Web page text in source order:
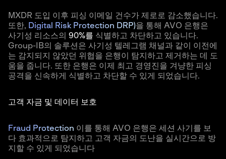
MXDR 도입 이후 피싱 이메일 건수가 제로로 감소했습니다.
또한, Digital Risk Protection DRP)을 통해 AVO 은행은
사기성 리소스의 90%를 식별하고 차단하고 있습니다.
Group-IB의 솔루션은 사기성 텔레그램 채널과 같이 이전에
는 감지되지 않았던 위협을 은행이 탐지하고 제거하는 데 도
움을 줍니다. 또한 은행은 이제 최고 경영진을 겨냥한 피싱
공격을 신속하게 식별하고 차단할 수 있게 되었습니다.
고객 자금 및 데이터 보호
Fraud Protection 이를 통해 AVO 은행은 세션 사기를 보
다 효과적으로 탐지하고 고객 자금의 도난을 실시간으로 방
지할 수 있게 되었습니다